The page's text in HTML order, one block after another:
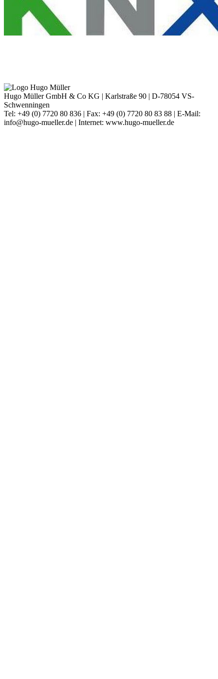
Hugo Müller GmbH & Co KG | Karlstraße 90 | D-78054 VS-
Schwenningen
Tel: +49 (0) 7720 80 836 | Fax: +49 (0) 7720 80 83 88 | E-Mail:
info@hugo-mueller.de | Internet: www.hugo-mueller.de